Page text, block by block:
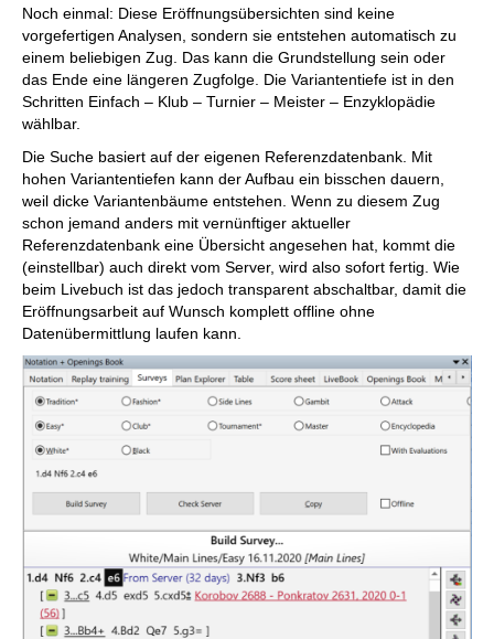
Noch einmal: Diese Eröffnungsübersichten sind keine
vorgefertigen Analysen, sondern sie entstehen automatisch zu
einem beliebigen Zug. Das kann die Grundstellung sein oder
das Ende eine längeren Zugfolge. Die Variantentiefe ist in den
Schritten Einfach – Klub – Turnier – Meister – Enzyklopädie
wählbar.
Die Suche basiert auf der eigenen Referenzdatenbank. Mit
hohen Variantentiefen kann der Aufbau ein bisschen dauern,
weil dicke Variantenbäume entstehen. Wenn zu diesem Zug
schon jemand anders mit vernünftiger aktueller
Referenzdatenbank eine Übersicht angesehen hat, kommt die
(einstellbar) auch direkt vom Server, wird also sofort fertig. Wie
beim Livebuch ist das jedoch transparent abschaltbar, damit die
Eröffnungsarbeit auf Wunsch komplett offline ohne
Datenübermittlung laufen kann.